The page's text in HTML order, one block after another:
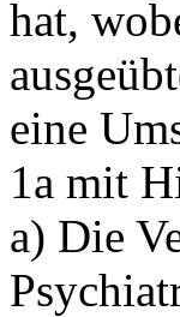
hat,
eine
1a mit
a) Die